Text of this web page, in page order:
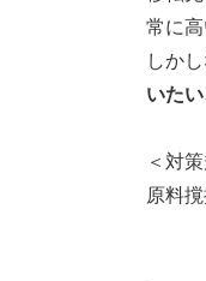
常に高
しか
いたい
＜対
原料